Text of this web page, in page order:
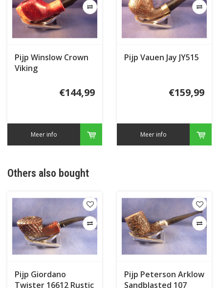
Pijp Winslow Crown
Viking
€144,99
Meer info
Pijp Vauen Jay JY515
€159,99
Meer info
Others also bought
Pijp Giordano
Twister 16612 Rustic
Pijp Peterson Arklow
Sandblasted 107